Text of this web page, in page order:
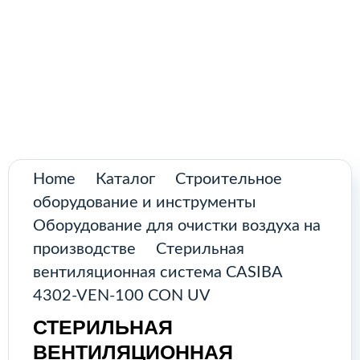
О нас
Контакты
Home Каталог
Строительное
оборудование и инструменты
Оборудование для очистки воздуха на
производстве
Стерильная
вентиляционная система CASIBA
4302-VEN-100 CON UV
СТЕРИЛЬНАЯ
ВЕНТИЛЯЦИОННАЯ